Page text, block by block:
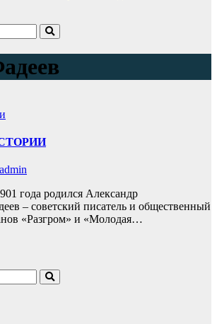
года родился Александр
– советский писатель и общественный
«Разгром» и «Молодая…